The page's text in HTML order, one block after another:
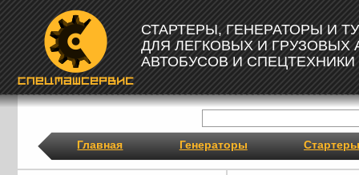
СТАРТЕРЫ, ГЕНЕРАТОРЫ И
ДЛЯ ЛЕГКОВЫХ И ГРУЗОВЫХ
АВТОБУСОВ И СПЕЦТЕХНИКИ
Главная Генераторы Стартеры